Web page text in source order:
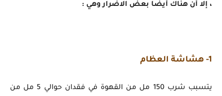
، إلا أن هناك أيضًا بعض الاضرار وهي :
1- هشاشة العظام
يتسبب شرب 150 مل من القهوة في فقدان حوالي 5 مل من